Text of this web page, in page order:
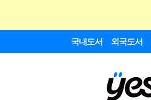
국내도서 외국도서